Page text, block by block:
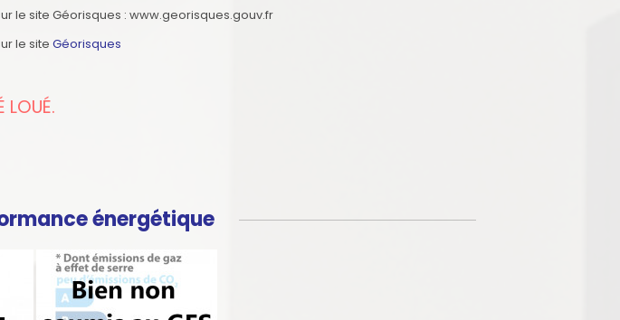
le site Géorisques : www.georisques.gouv.fr
le site Géorisques
LOUÉ.
énergétique